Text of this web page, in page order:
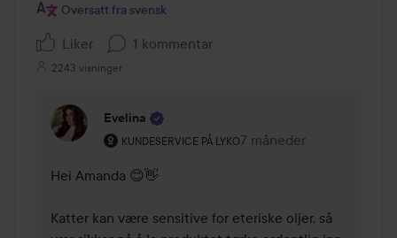
Oversatt fra svensk
Liker 1 kommentar
2243 visninger
Evelina
KUNDESERVICE PÅ LYKO
Brukerens rolle: Kundeservice på Lyko.
7 måneder
Kommentaren lades 7
Hei Amanda 😊👋
Katter kan være sensitive for eteriske oljer, så